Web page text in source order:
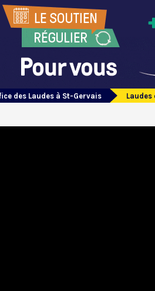
des Laudes à St-Gervais Laudes